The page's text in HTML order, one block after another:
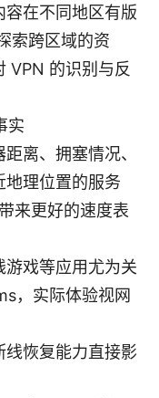
容在不同地区有版
索跨区域的资
VPN 的识别与反
实
离、拥塞情况、
地理位置的服务
来更好的速度表
戏等应用尤为关
，实际体验视网
恢复能力直接影